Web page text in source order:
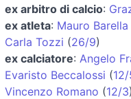
ex arbitro di calcio:
ex atleta: Mauro Barella
Carla Tozzi (26/9)
ex calciatore: Angelo
Evaristo Beccalossi (
Vincenzo Romano (12/3)